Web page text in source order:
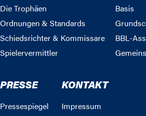
Die Trophäen
Ordnungen & Standards
Schiedsrichter & Kommissare
Spielervermittler
Basis
BBL-
PRESSE
Pressespiegel
KONTAKT
Impressum